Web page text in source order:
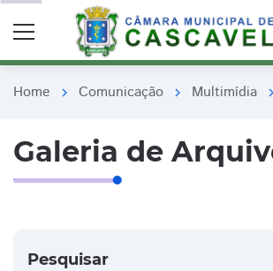
Home chevron_right Comunicação chevron_right Multimídia chevron_right
Galeria de
Pesquisar